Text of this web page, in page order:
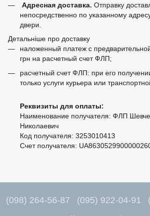
Адресная доставка. Отправку
непосредственно по указанному
двери.
Детальніше про доставку
наложенный платеж с
грн на расчетный счет ФЛП;
расчетный счет ФЛП: при его
только услуги курьера или
Реквизиты для оплаты:
Наименование получателя: ФЛП
Николаевич
Код получателя: 3253010413
Счет получателя:
(098) 264-56-87 (095) 922-04-91